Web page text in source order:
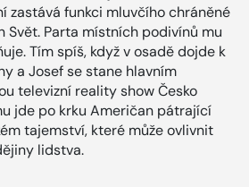
zastává funkci mluvčího chráněné
Svět. Parta místních podivínů mu
Tím spíš, když v osadě dojde k
a Josef se stane hlavním
televizní reality show Česko
jde po krku Američan pátrající
tajemství, které může ovlivnit
lidstva.